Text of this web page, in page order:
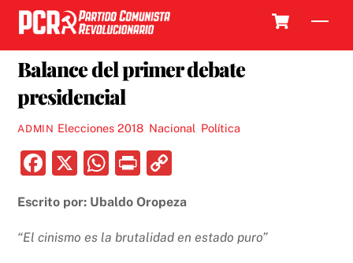
Skip
content
Balance del primer debate
presidencial
ADMIN Elecciones 2018, Nacional Política
F
c
e
X
W
at
s
P
nt p
y
Escrito por: Ubaldo Oropeza
“El cinismo es la brutalidad en estado puro”